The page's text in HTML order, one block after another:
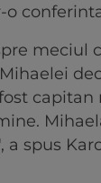
meciul
a spus